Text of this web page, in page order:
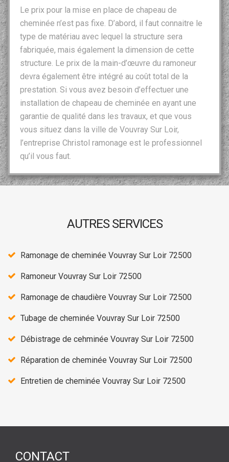
Le prix pour la mise en place de chapeau de
cheminée n’est pas fixe. D’abord, il faut connaitre le
type de matériau avec lequel la structure sera
fabriquée, mais également la dimension de cette
structure. Le prix de la main-d’œuvre du ramoneur
devra également être intégré au coût total de la
prestation. Si vous avez besoin d’effectuer une
installation de chapeau de cheminée en ayant une
garantie de qualité dans les travaux, et que vous
vous situez dans la ville de Vouvray Sur Loir,
l’entreprise Christol ramonage est le professionnel
qu’il vous faut.
AUTRES SERVICES
Ramonage de cheminée Vouvray Sur Loir 72500
Ramoneur Vouvray Sur Loir 72500
Ramonage de chaudière Vouvray Sur Loir 72500
Tubage de cheminée Vouvray Sur Loir 72500
Débistrage de cehminée Vouvray Sur Loir 72500
Réparation de cheminée Vouvray Sur Loir 72500
Entretien de cheminée Vouvray Sur Loir 72500
CONTACT